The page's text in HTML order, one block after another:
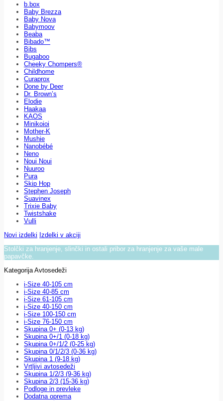
b.box
Baby Brezza
Baby Nova
Babymoov
Beaba
Bibado™
Bibs
Bugaboo
Cheeky Chompers®
Childhome
Curaprox
Done by Deer
Dr. Brown’s
Elodie
Haakaa
KAOS
Minikoioi
Mother-K
Mushie
Nanobébé
Neno
Noui Noui
Nuuroo
Pura
Skip Hop
Stephen Joseph
Suavinex
Trixie Baby
Twistshake
Vulli
Novi izdelki Izdelki v akciji
Stolčki za hranjenje, slinčki in ostali pribor za hranjenje za vaše male
papavčke.
Kategorija Avtosedeži
i-Size 40-105 cm
i-Size 40-85 cm
i-Size 61-105 cm
i-Size 40-150 cm
i-Size 100-150 cm
i-Size 76-150 cm
Skupina 0+ (0-13 kg)
Skupina 0+/1 (0-18 kg)
Skupina 0+/1/2 (0-25 kg)
Skupina 0/1/2/3 (0-36 kg)
Skupina 1 (9-18 kg)
Vrtljivi avtosedeži
Skupina 1/2/3 (9-36 kg)
Skupina 2/3 (15-36 kg)
Podloge in prevleke
Dodatna oprema